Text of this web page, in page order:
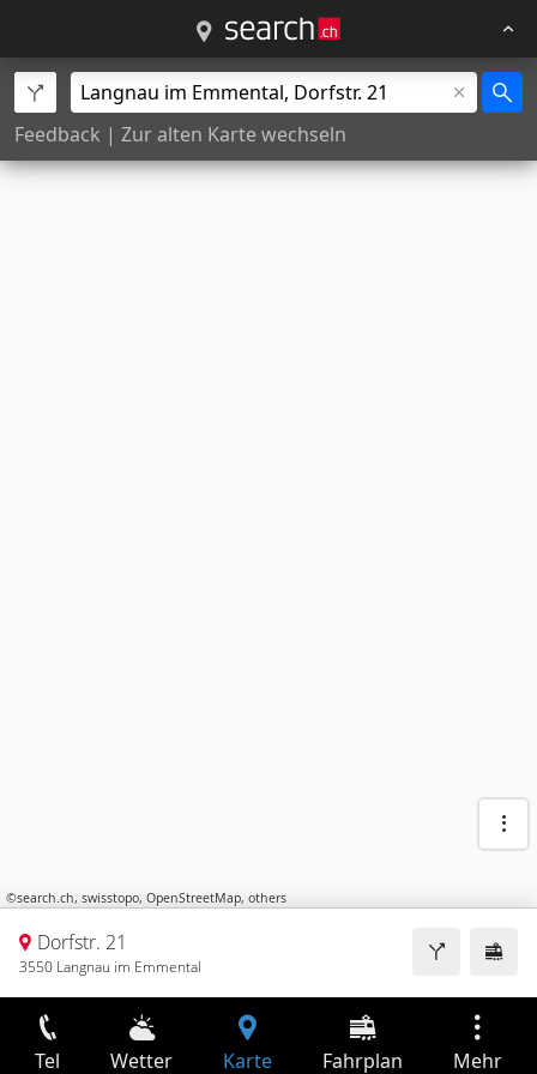
Feedback | Zur alten Karte wechseln
©search.ch, swisstopo, OpenStreetMap, others
Dorfstr. 21
3550 Langnau im Emmental
Tel Wetter Karte Fahrplan Mehr